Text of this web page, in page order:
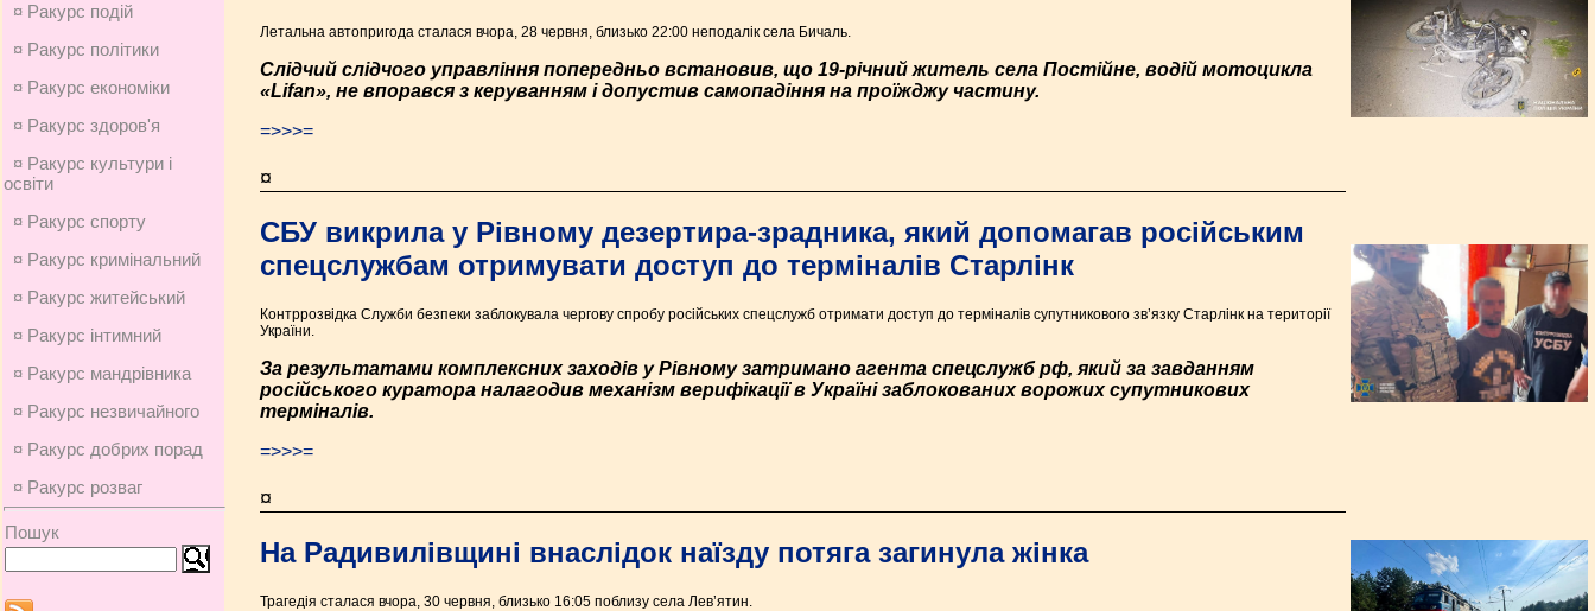
¤ Ракурс подій
¤ Ракурс політики
¤ Ракурс економiки
¤ Ракурс здоров'я
¤ Ракурс культури і
освіти
¤ Ракурс спорту
¤ Ракурс кримінальний
¤ Ракурс житейський
¤ Ракурс інтимний
¤ Ракурс мандрівника
¤ Ракурс незвичайного
¤ Ракурс добрих порад
¤ Ракурс розваг
Пошук
Летальна автопригода сталася вчора, 28 червня, близько 22:00 неподалік села Бичаль.
Слідчий слідчого управління попередньо встановив, що 19-річний житель села Постійне, водій мотоцикла
«Lifan», не впорався з керуванням і допустив самопадіння на проїжджу частину.
=>>>=
¤
СБУ викрила у Рівному дезертира-зрадника, який допомагав російським
спецслужбам отримувати доступ до терміналів Старлінк
Контррозвідка Служби безпеки заблокувала чергову спробу російських спецслужб отримати доступ до терміналів супутникового зв’язку Старлінк на території
України.
За результатами комплексних заходів у Рівному затримано агента спецслужб рф, який за завданням
російського куратора налагодив механізм верифікації в Україні заблокованих ворожих супутникових
терміналів.
=>>>=
¤
На Радивилівщині внаслідок наїзду потяга загинула жінка
Трагедія сталася вчора, 30 червня, близько 16:05 поблизу села Лев’ятин.